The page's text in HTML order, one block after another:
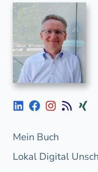
Mein Buch
Lokal Digital